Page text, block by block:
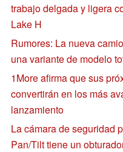
trabajo delgada y ligera
Lake H
Rumores: La nueva
una variante de modelo
1More afirma que sus
convertirán en los más
lanzamiento
La cámara de seguridad
Pan/Tilt tiene un